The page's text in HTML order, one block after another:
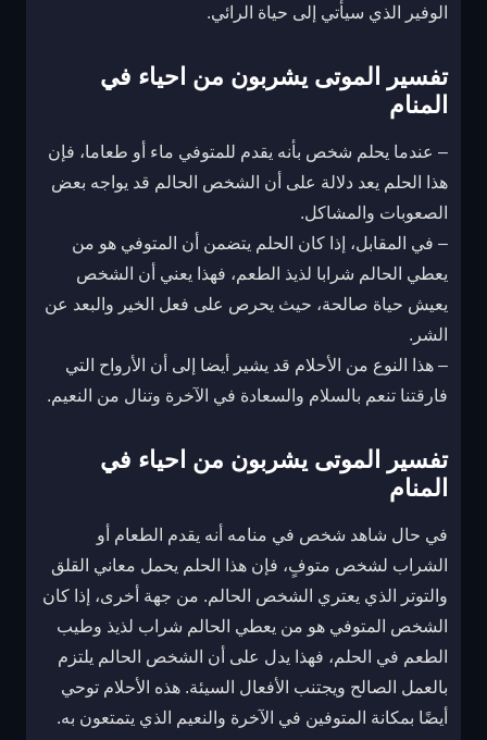
الوفير الذي سيأتي إلى حياة الرائي.
تفسير الموتى يشربون من احياء في
المنام
– عندما يحلم شخص بأنه يقدم للمتوفي ماء أو طعاما، فإن
هذا الحلم يعد دلالة على أن الشخص الحالم قد يواجه بعض
الصعوبات والمشاكل.
– في المقابل، إذا كان الحلم يتضمن أن المتوفي هو من
يعطي الحالم شرابا لذيذ الطعم، فهذا يعني أن الشخص
يعيش حياة صالحة، حيث يحرص على فعل الخير والبعد عن
الشر.
– هذا النوع من الأحلام قد يشير أيضا إلى أن الأرواح التي
فارقتنا تنعم بالسلام والسعادة في الآخرة وتنال من النعيم.
تفسير الموتى يشربون من احياء في
المنام
في حال شاهد شخص في منامه أنه يقدم الطعام أو
الشراب لشخص متوفٍ، فإن هذا الحلم يحمل معاني القلق
والتوتر الذي يعتري الشخص الحالم. من جهة أخرى، إذا كان
الشخص المتوفي هو من يعطي الحالم شراب لذيذ وطيب
الطعم في الحلم، فهذا يدل على أن الشخص الحالم يلتزم
بالعمل الصالح ويجتنب الأفعال السيئة. هذه الأحلام توحي
أيضًا بمكانة المتوفين في الآخرة والنعيم الذي يتمتعون به.